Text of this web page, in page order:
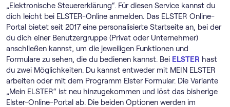
„Elektronische Steuererklärung“. Für diesen Service kannst du
dich leicht bei ELSTER-Online anmelden. Das ELSTER Online-
Portal bietet seit 2017 eine personalisierte Startseite an, bei der
du dich einer Benutzergruppe (Privat oder Unternehmer)
anschließen kannst, um die jeweiligen Funktionen und
Formulare zu sehen, die du bedienen kannst. Bei ELSTER hast
du zwei Möglichkeiten. Du kannst entweder mit MEIN ELSTER
arbeiten oder mit dem Programm Elster Formular. Die Variante
„Mein ELSTER“ ist neu hinzugekommen und löst das bisherige
Elster-Online-Portal ab. Die beiden Optionen werden im